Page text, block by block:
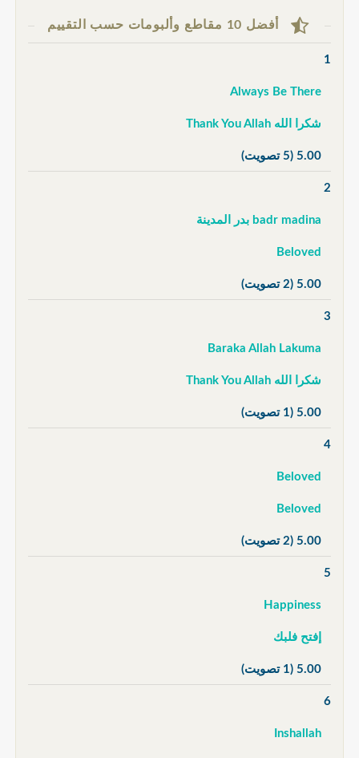
أفضل 10 مقاطع وألبومات حسب التقييم
1
Always Be There
شكرا الله Thank You Allah
5.00 (5 تصويت)
2
badr madina بدر المدينة
Beloved
5.00 (2 تصويت)
3
Baraka Allah Lakuma
شكرا الله Thank You Allah
5.00 (1 تصويت)
4
Beloved
Beloved
5.00 (2 تصويت)
5
Happiness
إفتح فلبك
5.00 (1 تصويت)
6
Inshallah